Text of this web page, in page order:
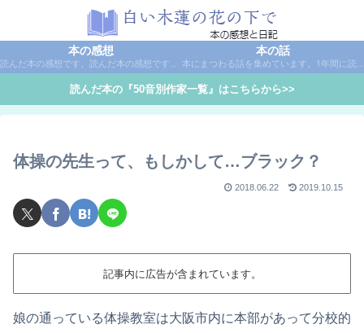
本の感想
読んだ本の感想です。読んだ本の感想です。本は作家名で50音別に分類しています。
本の話
本にまつわる話を集めています。1年間に読んだ本の総括や、本に関する話題など。
読んだ本の『50音別作家一覧』はこちらから>>
体操の先生って、もしかして…ブラック？
2018.06.22 2019.10.15
記事内に広告が含まれています。
娘の通っている体操教室は大阪市内に本部があって分校的